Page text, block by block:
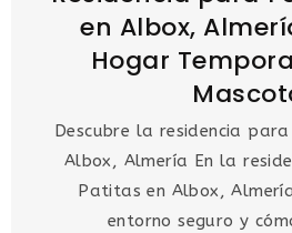
en Albox,
Hogar
Descubre la residencia
Albox, Almería En la
Patitas en Albox,
entorno seguro y